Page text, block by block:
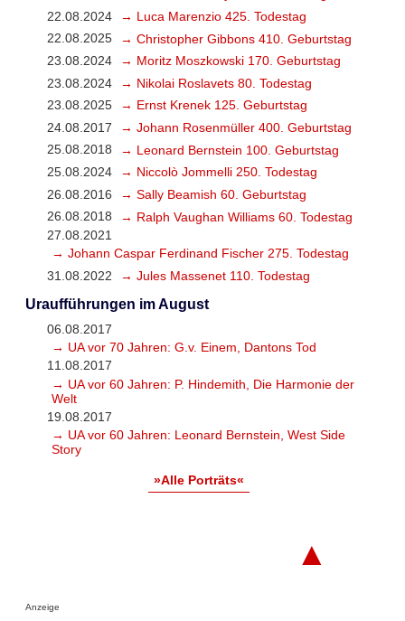
22.08.2024
→ Luca Marenzio 425. Todestag
22.08.2025
→ Christopher Gibbons 410. Geburtstag
23.08.2024
→ Moritz Moszkowski 170. Geburtstag
23.08.2024
→ Nikolai Roslavets 80. Todestag
23.08.2025
→ Ernst Krenek 125. Geburtstag
24.08.2017
→ Johann Rosenmüller 400. Geburtstag
25.08.2018
→ Leonard Bernstein 100. Geburtstag
25.08.2024
→ Niccolò Jommelli 250. Todestag
26.08.2016
→ Sally Beamish 60. Geburtstag
26.08.2018
→ Ralph Vaughan Williams 60. Todestag
27.08.2021
→ Johann Caspar Ferdinand Fischer 275. Todestag
31.08.2022
→ Jules Massenet 110. Todestag
Uraufführungen im August
06.08.2017
→ UA vor 70 Jahren: G.v. Einem, Dantons Tod
11.08.2017
→ UA vor 60 Jahren: P. Hindemith, Die Harmonie der
Welt
19.08.2017
→ UA vor 60 Jahren: Leonard Bernstein, West Side
Story
»Alle Porträts«
▲
Anzeige